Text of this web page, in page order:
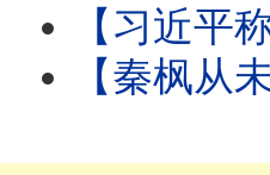
【习近平称帝前关
【秦枫从未亲自出马辟谣 ⋯